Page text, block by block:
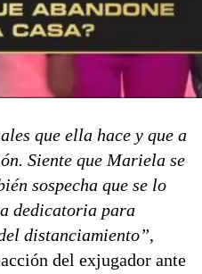
que ella hace y que a
Siente que Mariela se
sospecha que se lo
dedicatoria para
distanciamiento”,
del exjugador ante